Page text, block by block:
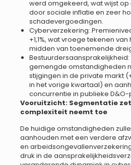
werd omgekeerd, wat wijst
door sociale inflatie en zeer
schadevergoedingen.
Cyberverzekering:
+1,1%, wat vroege tekenen
midden van toenemende
gemengde omstandigheden
stijgingen in de private markt
in het vorige kwartaal) en
concurrentie in publieke
Vooruitzicht: Segmentatie
complexiteit neemt toe
De huidige omstandigheden
aanhouden met een verdere
en
druk in de